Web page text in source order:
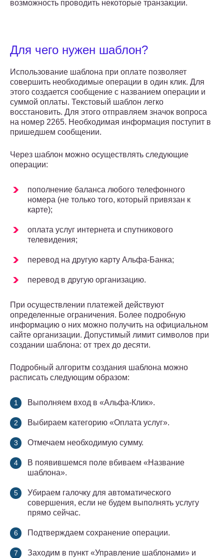
возможность проводить некоторые транзакции.
Для чего нужен шаблон?
Использование шаблона при оплате позволяет
совершить необходимые операции в один клик. Для
этого создается сообщение с названием операции и
суммой оплаты. Текстовый шаблон легко
восстановить. Для этого отправляем значок вопроса
на номер 2265. Необходимая информация поступит в
пришедшем сообщении.
Через шаблон можно осуществлять следующие
операции:
пополнение баланса любого телефонного
номера (не только того, который привязан к
карте);
оплата услуг интернета и спутникового
телевидения;
перевод на другую карту Альфа-Банка;
перевод в другую организацию.
При осуществлении платежей действуют
определенные ограничения. Более подробную
информацию о них можно получить на официальном
сайте организации. Допустимый лимит символов при
создании шаблона: от трех до десяти.
Подробный алгоритм создания шаблона можно
расписать следующим образом:
Выполняем вход в «Альфа-Клик».
Выбираем категорию «Оплата услуг».
Отмечаем необходимую сумму.
В появившемся поле вбиваем «Название
шаблона».
Убираем галочку для автоматического
совершения, если не будем выполнять услугу
прямо сейчас.
Подтверждаем сохранение операции.
Заходим в пункт «Управление шаблонами» и